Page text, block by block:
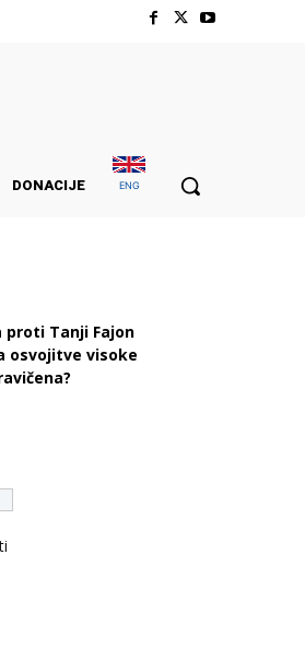
DONACIJE ENG
proti Tanji Fajon
osvojitve visoke